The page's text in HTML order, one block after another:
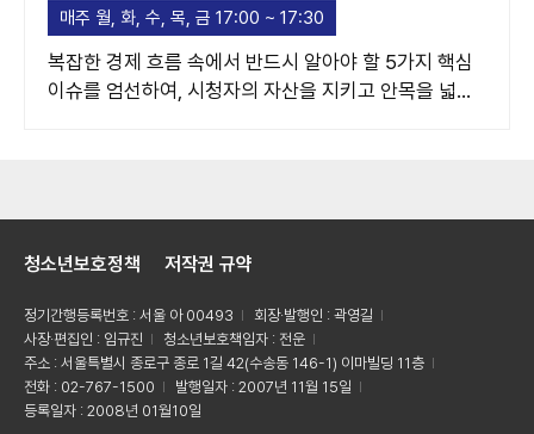
매주 월, 화, 수, 목, 금 17:00 ~ 17:30
복잡한 경제 흐름 속에서 반드시 알아야 할 5가지 핵심
이슈를 엄선하여, 시청자의 자산을 지키고 안목을 넓혀
청소년보호정책 저작권 규약
정기간행등록번호 : 서울 아 00493
회장·발행인 : 곽영길
사장·편집인 : 임규진
청소년보호책임자 : 전운
주소 : 서울특별시 종로구 종로 1길 42(수송동 146-1) 이마빌딩 11층
전화 : 02-767-1500
발행일자 : 2007년 11월 15일
등록일자 : 2008년 01월10일